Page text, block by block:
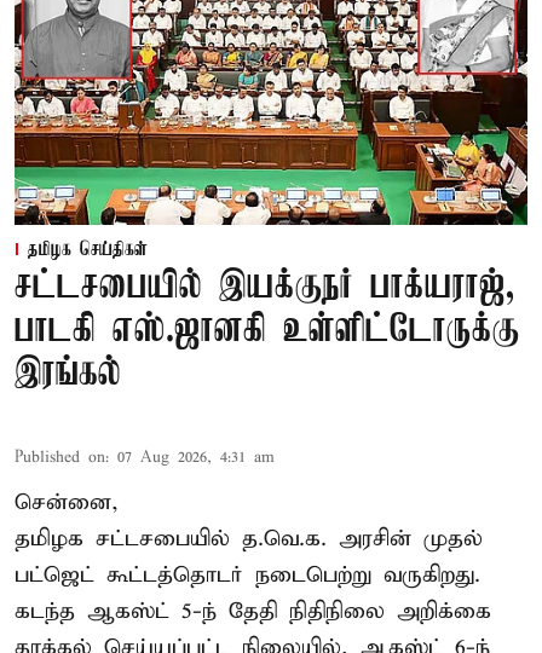
தமிழக செய்திகள்
சட்டசபையில் இயக்குநர் பாக்யராஜ்,
பாடகி எஸ்.ஜானகி உள்ளிட்டோருக்கு
இரங்கல்
Published on: 07 Aug 2026, 4:31 am
சென்னை,
தமிழக சட்டசபையில் த.வெ.க. அரசின் முதல்
பட்ஜெட் கூட்டத்தொடர் நடைபெற்று வருகிறது.
கடந்த ஆகஸ்ட் 5-ந் தேதி நிதிநிலை அறிக்கை